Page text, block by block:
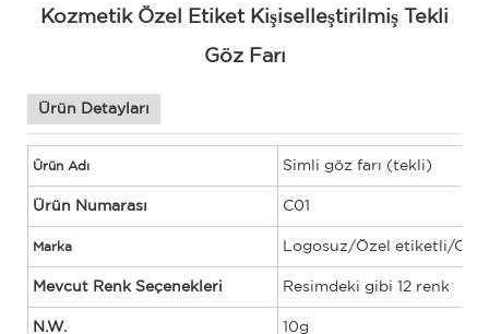
Kozmetik Özel Etiket Kişiselleştirilmiş Tekli
Göz Farı
Ürün Detayları
Ürün Adı Simli göz farı (tekli)
Ürün Numarası C01
Marka Logosuz/Özel etiketli/
Mevcut Renk Seçenekleri Resimdeki gibi 12 renk
N.W. 10g